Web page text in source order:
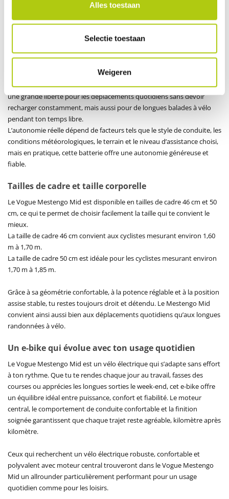
Alles toestaan
Selectie toestaan
Weigeren
L’éclairage LED automatique, alimenté par la batterie, garantit une
AXA Defender est fourni de série et permet de stationner ton vélo
rapidement et en toute sécurité.
Batterie fiable avec grande autonomie
Le Vogue Mestengo Mid est équipé d’une batterie CAN de 14 Ah,
offrant une autonomie d’environ 70 à 120 kilomètres. Cela te donne
une grande liberté pour les déplacements quotidiens sans devoir
recharger constamment, mais aussi pour de longues balades à vélo
pendant ton temps libre.
L’autonomie réelle dépend de facteurs tels que le style de conduite, les
conditions météorologiques, le terrain et le niveau d’assistance choisi,
mais en pratique, cette batterie offre une autonomie généreuse et
fiable.
Tailles de cadre et taille corporelle
Le Vogue Mestengo Mid est disponible en tailles de cadre 46 cm et 50
cm, ce qui te permet de choisir facilement la taille qui te convient le
mieux.
La taille de cadre 46 cm convient aux cyclistes mesurant environ 1,60
m à 1,70 m.
La taille de cadre 50 cm est idéale pour les cyclistes mesurant environ
1,70 m à 1,85 m.
Grâce à sa géométrie confortable, à la potence réglable et à la position
assise stable, tu restes toujours droit et détendu. Le Mestengo Mid
convient ainsi aussi bien aux déplacements quotidiens qu’aux longues
randonnées à vélo.
Un e-bike qui évolue avec ton usage quotidien
Le Vogue Mestengo Mid est un vélo électrique qui s’adapte sans effort
à ton rythme. Que tu te rendes chaque jour au travail, fasses des
courses ou apprécies les longues sorties le week-end, cet e-bike offre
un équilibre idéal entre puissance, confort et fiabilité. Le moteur
central, le comportement de conduite confortable et la finition
soignée garantissent que chaque trajet reste agréable, kilomètre après
kilomètre.
Ceux qui recherchent un vélo électrique robuste, confortable et
polyvalent avec moteur central trouveront dans le Vogue Mestengo
Mid un allrounder particulièrement performant pour un usage
quotidien comme pour les loisirs.